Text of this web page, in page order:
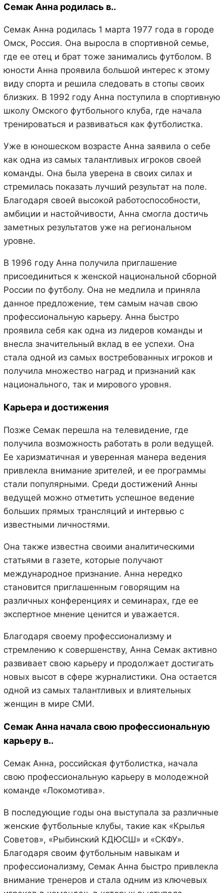
Семак Анна родилась в..
Семак Анна родилась 1 марта 1977 года в городе
Омск, Россия. Она выросла в спортивной семье,
где ее отец и брат тоже занимались футболом. В
юности Анна проявила большой интерес к этому
виду спорта и решила следовать в стопы своих
близких. В 1992 году Анна поступила в спортивную
школу Омского футбольного клуба, где начала
тренироваться и развиваться как футболистка.
Уже в юношеском возрасте Анна заявила о себе
как одна из самых талантливых игроков своей
команды. Она была уверена в своих силах и
стремилась показать лучший результат на поле.
Благодаря своей высокой работоспособности,
амбиции и настойчивости, Анна смогла достичь
заметных результатов уже на региональном
уровне.
В 1996 году Анна получила приглашение
присоединиться к женской национальной сборной
России по футболу. Она не медлила и приняла
данное предложение, тем самым начав свою
профессиональную карьеру. Анна быстро
проявила себя как одна из лидеров команды и
внесла значительный вклад в ее успехи. Она
стала одной из самых востребованных игроков и
получила множество наград и признаний как
национального, так и мирового уровня.
Карьера и достижения
Позже Семак перешла на телевидение, где
получила возможность работать в роли ведущей.
Ее харизматичная и уверенная манера ведения
привлекла внимание зрителей, и ее программы
стали популярными. Среди достижений Анны
ведущей можно отметить успешное ведение
больших прямых трансляций и интервью с
известными личностями.
Она также известна своими аналитическими
статьями в газете, которые получают
международное признание. Анна нередко
становится приглашенным говорящим на
различных конференциях и семинарах, где ее
экспертное мнение ценится и уважается.
Благодаря своему профессионализму и
стремлению к совершенству, Анна Семак активно
развивает свою карьеру и продолжает достигать
новых высот в сфере журналистики. Она остается
одной из самых талантливых и влиятельных
женщин в мире СМИ.
Семак Анна начала свою профессиональную
карьеру в..
Семак Анна, российская футболистка, начала
свою профессиональную карьеру в молодежной
команде «Локомотива».
В последующие годы она выступала за различные
женские футбольные клубы, такие как «Крылья
Советов», «Рыбинский КДЮСШ» и «СКФУ».
Благодаря своим футбольным навыкам и
профессионализму, Семак Анна быстро привлекла
внимание тренеров и стала одним из ключевых